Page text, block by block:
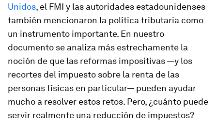
Unidos, el FMI y las autoridades estadounidenses
también mencionaron la política tributaria como
un instrumento importante. En nuestro
documento se analiza más estrechamente la
noción de que las reformas impositivas —y los
recortes del impuesto sobre la renta de las
personas físicas en particular— pueden ayudar
mucho a resolver estos retos. Pero, ¿cuánto puede
servir realmente una reducción de impuestos?